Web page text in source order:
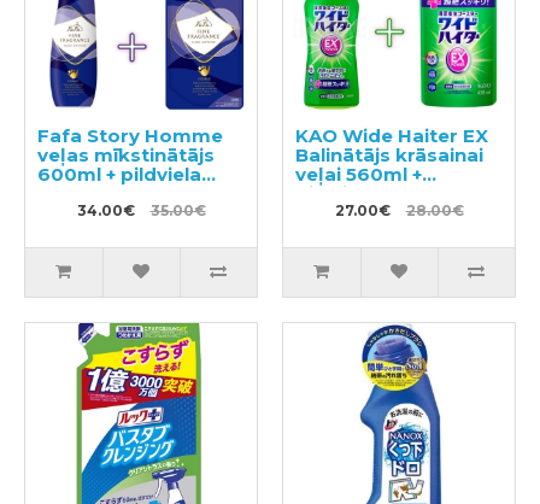
Fafa Story Homme
veļas mīkstinātājs
600ml + pildviela
34.00€ 35.00€
KAO Wide Haiter EX
Balinātājs krāsainai
veļai 560ml +
pildviela 450ml
27.00€ 28.00€